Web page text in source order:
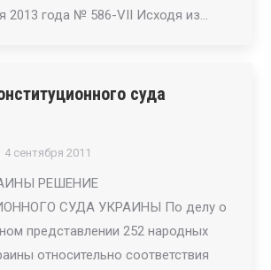
2013 года № 586-VII Исходя из…
суда
4 сентября 2011
РЕШЕНИЕ
СУДА УКРАИНЫ По делу о
представлении 252 народных
относительно соответствия